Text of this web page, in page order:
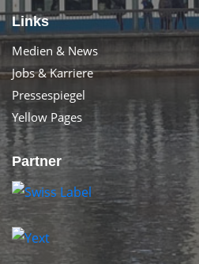
Links
Medien & News
Jobs & Karriere
Pressespiegel
Yellow Pages
Partner